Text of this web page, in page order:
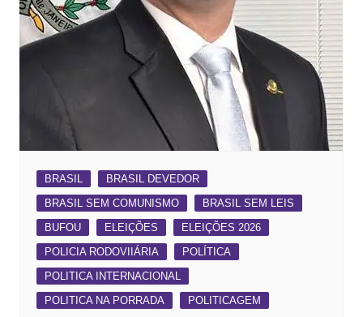
BRASIL
BRASIL DEVEDOR
BRASIL SEM COMUNISMO
BRASIL SEM LEIS
BUFOU
ELEIÇÕES
ELEIÇÕES 2026
POLICIA RODOVIIÁRIA
POLÍTICA
POLITICA INTERNACIONAL
POLITICA NA PORRADA
POLITICAGEM